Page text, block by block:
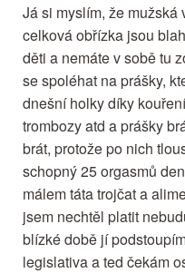
Já si myslím, že
celková obřízka jsou
děti a nemáte v sobě tu
se spoléhat na prášky,
dnešní holky díky
trombozy atd a prášky
brát, protože po nich
schopný 25 orgasmů
málem táta trojčat a
jsem nechtěl platit
blízké době jí
legislativa a ted čekám